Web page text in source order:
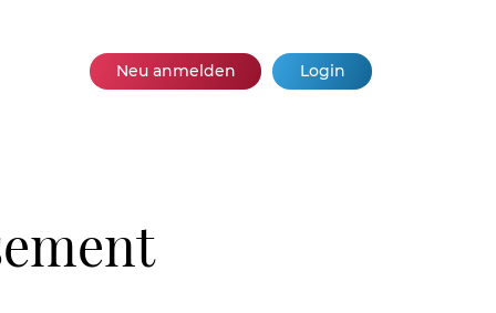
Neu anmelden Login